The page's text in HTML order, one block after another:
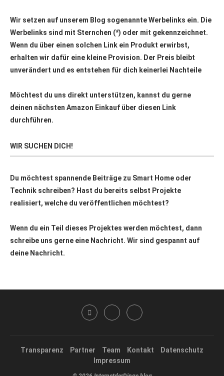
Wir setzen auf unserem Blog sogenannte Werbelinks ein. Die
Werbelinks sind mit Sternchen (*) oder mit gekennzeichnet.
Wenn du über einen solchen Link ein Produkt erwirbst,
erhalten wir dafür eine kleine Provision. Der Preis bleibt
unverändert und es entstehen für dich keinerlei Nachteile
Möchtest du uns direkt unterstützen, kannst du gerne
deinen nächsten Amazon Einkauf über diesen Link
durchführen.
WIR SUCHEN DICH!
Du möchtest spannende Beiträge zu Smart Home oder
Technik schreiben? Hast du bereits selbst Projekte
realisiert, welche du veröffentlichen möchtest?
Wenn du ein Teil dieses Projektes werden möchtest, dann
schreibe uns gerne eine Nachricht. Wir sind gespannt auf
deine Nachricht.
Transparenz Partner Team Kontakt
Datenschutz
Impressum